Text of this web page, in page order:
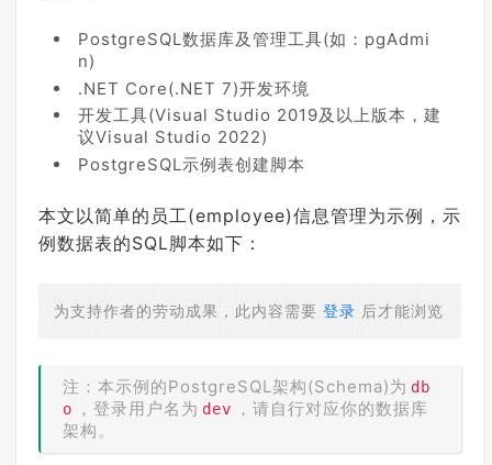
PostgreSQL数据库及管理工具(如：pgAdmi
n)
.NET Core(.NET 7)开发环境
开发工具(Visual Studio 2019及以上版本，建
议Visual Studio 2022)
PostgreSQL示例表创建脚本
本文以简单的员工(employee)信息管理为示例，示
例数据表的SQL脚本如下：
为支持作者的劳动成果，此内容需要 登录 后才能浏览
注：本示例的PostgreSQL架构(Schema)为 db
o
，登录用户名为 dev
，请自行对应你的数据库
架构。